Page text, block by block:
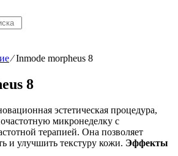
⁄Inmode morpheus 8
8
эстетическая процедура,
микронеделку с
терапией. Она позволяет
и улучшить текстуру кожи. Эффекты